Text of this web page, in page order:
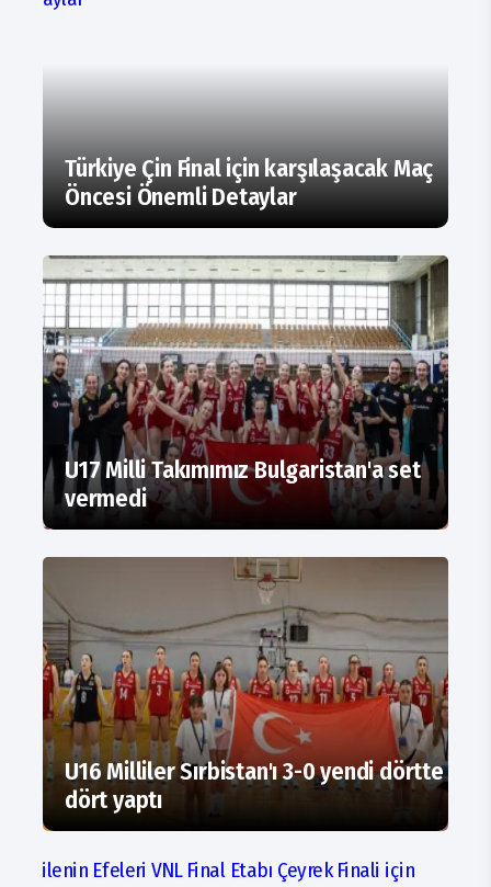
Türkiye Çin Final için karşılaşacak Maç
Öncesi Önemli Detaylar
U17 Milli Takımımız Bulgaristan'a set
vermedi
U16 Milliler Sırbistan'ı 3-0 yendi dörtte
dört yaptı